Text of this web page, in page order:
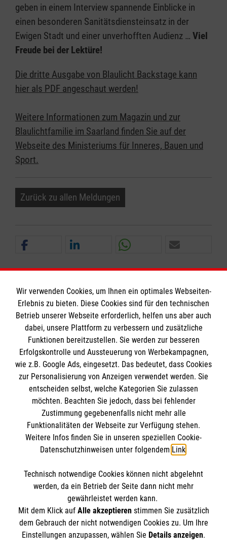
geben in einem Interview spannende Einblicke in
einen besonderen Sanitätsdiensteinsatz in der
Ewigen Stadt und einer unverhofften Audienz … Viel
Freude bei der Lektüre!
Die dritte Ausgabe von Blaulicht Backstage kann
hier als PDF angeschaut werden!
Weitere Informationen zum Magazin und zur
Blaulichtfamilie im Saarland finden Sie auf der
Webseite des Ministeriums für Inneres, Bauen und
Sport.
Zurück zu allen Meldungen
Informationen
Impressum
Datenschutz
Barrierefreiheit
Kontakt
Die Malteser
Malteser in Deutschland
Malteserorden
Sharepoint
Spendenkonto
Pax-Bank für Kirche und Caritas eG
IBAN: DE67 3706 0193 4001 1550 20
BIC / S.W.I.F.T: GENODED1PAX
So finden Sie uns
Hauptstraße 37
69518 Absteinach
Der Malteser Hilfsdienst e.V. ist als eingetragene
Wir verwenden Cookies, um Ihnen ein optimales Webseiten-
Erlebnis zu bieten. Diese Cookies sind für den technischen
Betrieb unserer Webseite erforderlich, helfen uns aber auch
dabei, unsere Plattform zu verbessern und zusätzliche
Funktionen bereitzustellen. Sie werden zur besseren
Erfolgskontrolle und Aussteuerung von Werbekampagnen,
wie z.B. Google Ads, eingesetzt. Das bedeutet, dass Cookies
zur Personalisierung von Anzeigen verwendet werden. Sie
entscheiden selbst, welche Kategorien Sie zulassen
möchten. Beachten Sie jedoch, dass bei fehlender
Zustimmung gegebenenfalls nicht mehr alle
Funktionalitäten der Webseite zur Verfügung stehen.
Weitere Infos finden Sie in unseren speziellen Cookie-
Datenschutzhinweisen unter folgendem Link.
Technisch notwendige Cookies können nicht abgelehnt
werden, da ein Betrieb der Seite dann nicht mehr
gewährleistet werden kann.
Mit dem Klick auf Alle akzeptierenstimmen Sie zusätzlich
dem Gebrauch der nicht notwendigen Cookies zu. Um Ihre
Einstellungen anzupassen, wählen Sie Details anzeigen.